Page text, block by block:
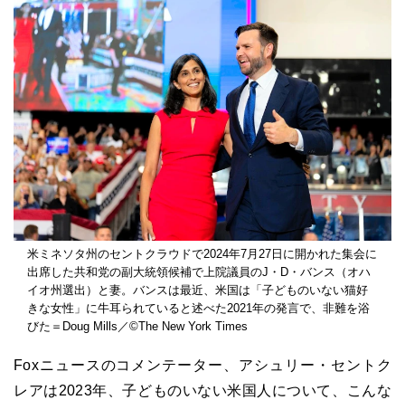
米ミネソタ州のセントクラウドで2024年7月27日に開かれた集会に
出席した共和党の副大統領候補で上院議員のJ・D・バンス（オハ
イオ州選出）と妻。バンスは最近、米国は「子どものいない猫好
きな女性」に牛耳られていると述べた2021年の発言で、非難を浴
びた＝Doug Mills／©The New York Times
Foxニュースのコメンテーター、アシュリー・セントク
レアは2023年、子どものいない米国人について、こんな